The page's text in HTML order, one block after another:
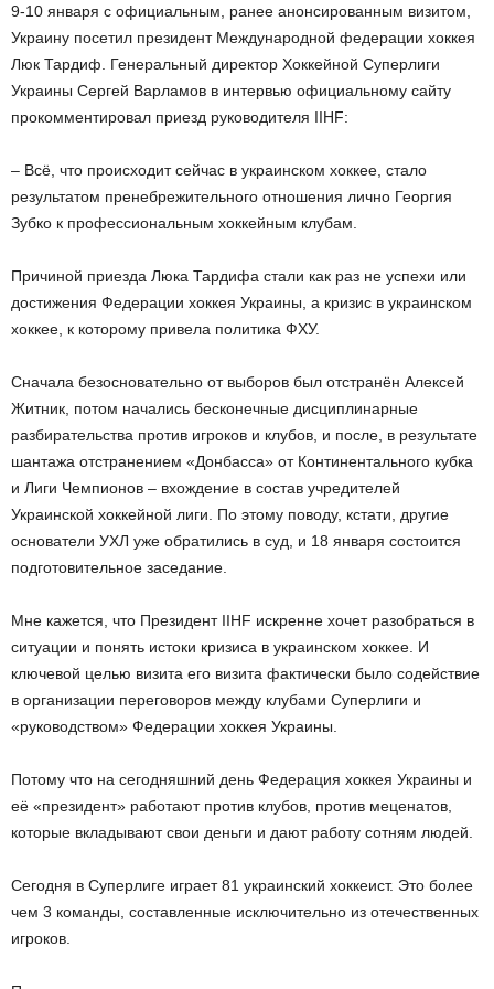
9-10 января с официальным, ранее анонсированным визитом,
Украину посетил президент Международной федерации хоккея
Люк Тардиф. Генеральный директор Хоккейной Суперлиги
Украины Сергей Варламов в интервью официальному сайту
прокомментировал приезд руководителя IIHF:
– Всё, что происходит сейчас в украинском хоккее, стало
результатом пренебрежительного отношения лично Георгия
Зубко к профессиональным хоккейным клубам.
Причиной приезда Люка Тардифа стали как раз не успехи или
достижения Федерации хоккея Украины, а кризис в украинском
хоккее, к которому привела политика ФХУ.
Сначала безосновательно от выборов был отстранён Алексей
Житник, потом начались бесконечные дисциплинарные
разбирательства против игроков и клубов, и после, в результате
шантажа отстранением «Донбасса» от Континентального кубка
и Лиги Чемпионов – вхождение в состав учредителей
Украинской хоккейной лиги. По этому поводу, кстати, другие
основатели УХЛ уже обратились в суд, и 18 января состоится
подготовительное заседание.
Мне кажется, что Президент IIHF искренне хочет разобраться в
ситуации и понять истоки кризиса в украинском хоккее. И
ключевой целью визита его визита фактически было содействие
в организации переговоров между клубами Суперлиги и
«руководством» Федерации хоккея Украины.
Потому что на сегодняшний день Федерация хоккея Украины и
её «президент» работают против клубов, против меценатов,
которые вкладывают свои деньги и дают работу сотням людей.
Сегодня в Суперлиге играет 81 украинский хоккеист. Это более
чем 3 команды, составленные исключительно из отечественных
игроков.